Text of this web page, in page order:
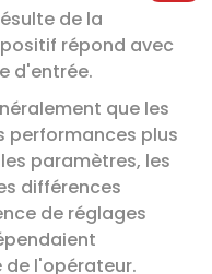
de la
répond avec
d'entrée.
que les
performances plus
paramètres, les
différences
de réglages
l'opérateur.